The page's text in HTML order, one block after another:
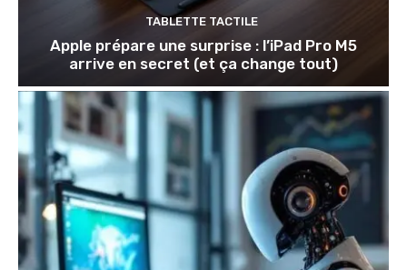
TABLETTE TACTILE
Apple prépare une surprise : l’iPad Pro M5
arrive en secret (et ça change tout)